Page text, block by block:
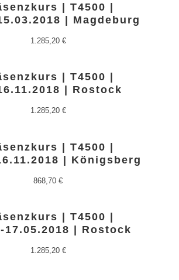
| T4500 |
| Magdeburg
1.285,20 €
| T4500 |
| Rostock
1.285,20 €
| T4500 |
| Königsberg
868,70 €
| T4500 |
17.05.2018 | Rostock
1.285,20 €